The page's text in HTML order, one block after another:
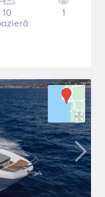
10
1